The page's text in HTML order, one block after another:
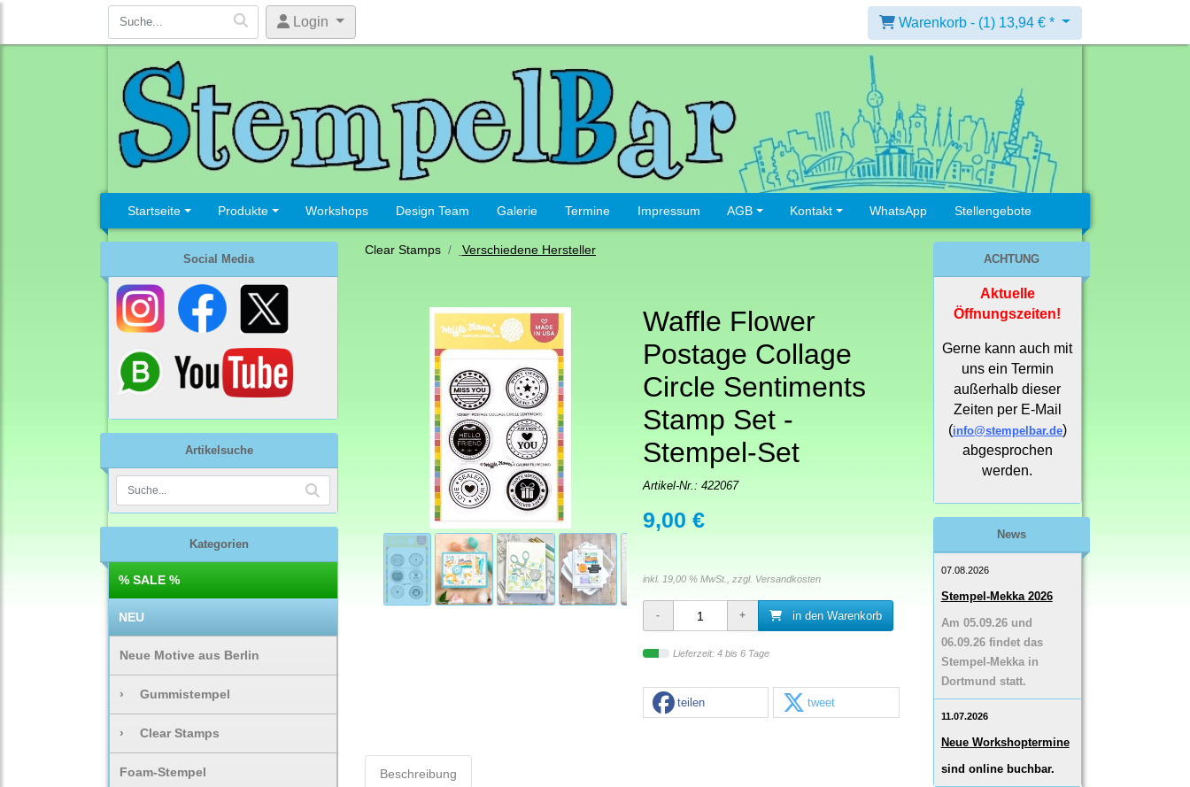
Login Warenkorb - (1) 13,94 € *
Startseite Produkte Workshops Design Team Galerie Termine Impressum AGB Kontakt WhatsApp Stellengebote
Social Media
Artikelsuche
Kategorien
% SALE %
NEU
Neue Motive aus Berlin
› Gummistempel
› Clear Stamps
Foam-Stempel
Clear Stamps Verschiedene Hersteller
Waffle Flower
Postage Collage
Circle Sentiments
Stamp Set -
Stempel-Set
Artikel-Nr.: 422067
9,00 €
inkl. 19,00 % MwSt., zzgl. Versandkosten
in den Warenkorb
Lieferzeit: 4 bis 6 Tage
teilen tweet
Beschreibung
ACHTUNG
Aktuelle
Öffnungszeiten!
Gerne kann auch mit
uns ein Termin
außerhalb dieser
Zeiten per E-Mail
(info@stempelbar.de)
abgesprochen
werden.
News
07.08.2026
Stempel-Mekka 2026
Am 05.09.26 und
06.09.26 findet das
Stempel-Mekka in
Dortmund statt.
11.07.2026
Neue Workshoptermine
sind online buchbar.